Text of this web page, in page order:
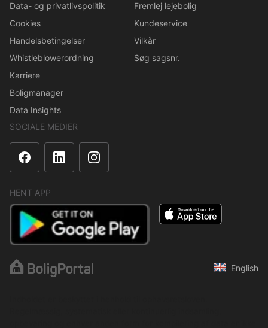
Data- og privatlivspolitik
Cookies
Handelsbetingelser
Whistleblowerordning
Karriere
Boligmanager
Data Insights
Fremlej lejebolig
Kundeservice
Vilkår
Søg sagsnr.
SOCIALE MEDIER
HENT APP
English